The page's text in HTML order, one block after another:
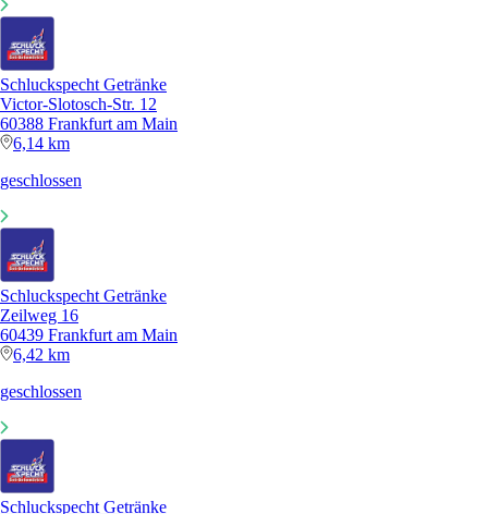
Schluckspecht Getränke
Victor-Slotosch-Str. 12
60388 Frankfurt am Main
6,14 km
geschlossen
Schluckspecht Getränke
Zeilweg 16
60439 Frankfurt am Main
6,42 km
geschlossen
Schluckspecht Getränke